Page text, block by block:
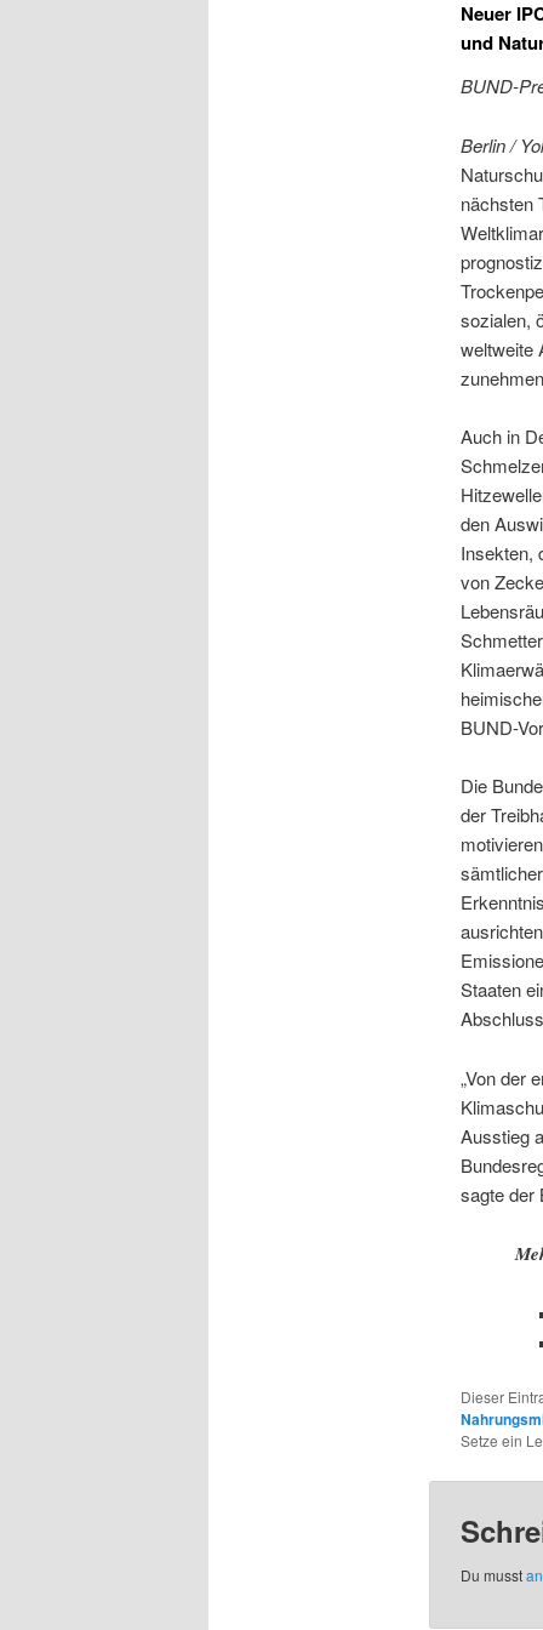
Neuer
und
BUND-
Berlin /
nächsten
sozialen,
weltweite
Auch in
den
Insekten,
von
BUND-
Die
der
Staaten
„Von der
Ausstieg
sagte der
Dieser
Setze ein
Du musst